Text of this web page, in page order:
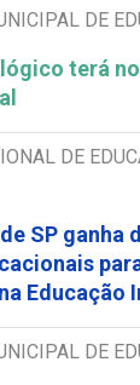
DE
terá
DE
SP ganha
Educação
DE